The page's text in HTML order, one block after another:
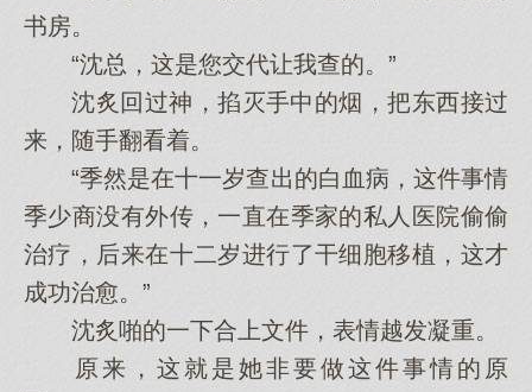
书房。
“沈总，这是您交代让我查的。”
沈炙回过神，掐灭手中的烟，把东西接过
来，随手翻看着。
“季然是在十一岁查出的白血病，这件事情
季少商没有外传，一直在季家的私人医院偷偷
治疗，后来在十二岁进行了干细胞移植，这才
成功治愈。”
沈炙啪的一下合上文件，表情越发凝重。
原来，这就是她非要做这件事情的原